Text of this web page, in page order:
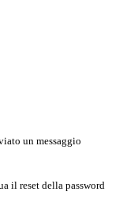
un messaggio
il reset della password